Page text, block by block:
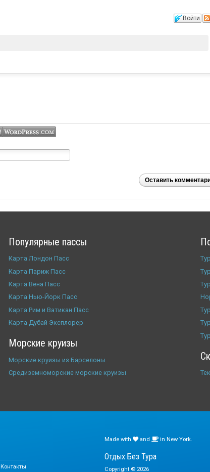
Войти
Оставить
Популярные пассы
Карта Лондон Пасс
Карта Париж Пасс
Карта Вена Пасс
Карта Нью-Йорк Пасс
Карта Рим и Ватикан Пасс
Карта Дубай Эксплорер
Морские круизы
Морские круизы из Барселоны
Средиземноморские морские круизы
Контакты
Made with and in New York.
Отдых Без Тура
Copyright © 2026